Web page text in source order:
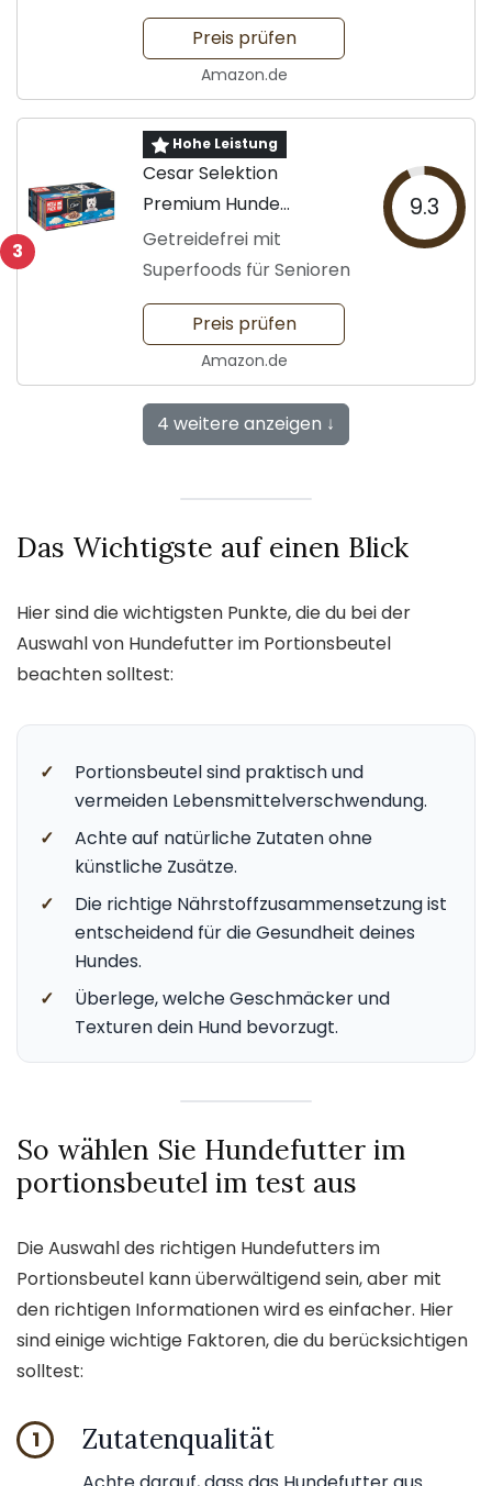
Preis prüfen
Amazon.de
3
Hohe Leistung
Cesar Selektion
Premium Hunde
Nassfutter
Getreidefrei mit
Superfoods für Senioren
9.3
Preis prüfen
Amazon.de
4 weitere anzeigen ↓
Das Wichtigste auf einen Blick
Hier sind die wichtigsten Punkte, die du bei der
Auswahl von Hundefutter im Portionsbeutel
beachten solltest:
✓
Portionsbeutel sind praktisch und
vermeiden Lebensmittelverschwendung.
✓
Achte auf natürliche Zutaten ohne
künstliche Zusätze.
✓
Die richtige Nährstoffzusammensetzung ist
entscheidend für die Gesundheit deines
Hundes.
✓
Überlege, welche Geschmäcker und
Texturen dein Hund bevorzugt.
So wählen Sie Hundefutter im
portionsbeutel im test aus
Die Auswahl des richtigen Hundefutters im
Portionsbeutel kann überwältigend sein, aber mit
den richtigen Informationen wird es einfacher. Hier
sind einige wichtige Faktoren, die du berücksichtigen
solltest:
1 Zutatenqualität